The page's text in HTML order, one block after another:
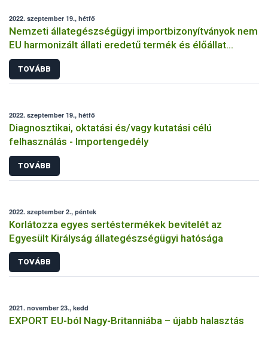
2022. szeptember 19., hétfő
Nemzeti állategészségügyi importbizonyítványok nem
EU harmonizált állati eredetű termék és élőállat
behozatalához
TOVÁBB
2022. szeptember 19., hétfő
Diagnosztikai, oktatási és/vagy kutatási célú
felhasználás - Importengedély
TOVÁBB
2022. szeptember 2., péntek
Korlátozza egyes sertéstermékek bevitelét az
Egyesült Királyság állategészségügyi hatósága
TOVÁBB
2021. november 23., kedd
EXPORT EU-ból Nagy-Britanniába – újabb halasztás